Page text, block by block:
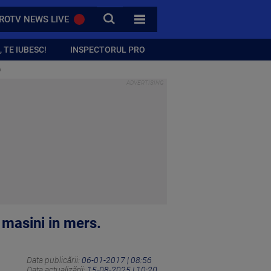
NEWS LIVE CAUTA
TOATE CATEGORIILE
TE IUBESC! INSPECTORUL PRO
in mers.
Data publicării: 06-01-2017 | 08:56